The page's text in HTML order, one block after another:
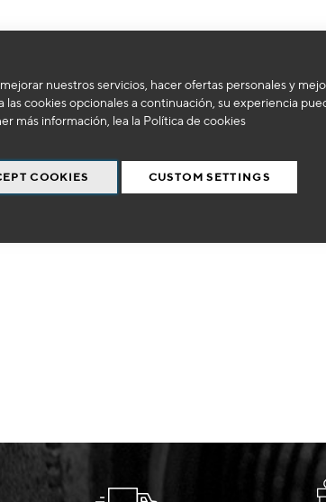
nuestros servicios, hacer ofertas personales y
las cookies opcionales a continuación, su experiencia
más información, lea la Política de cookies
COOKIES CUSTOM SETTINGS
productos que coincida con la selección.